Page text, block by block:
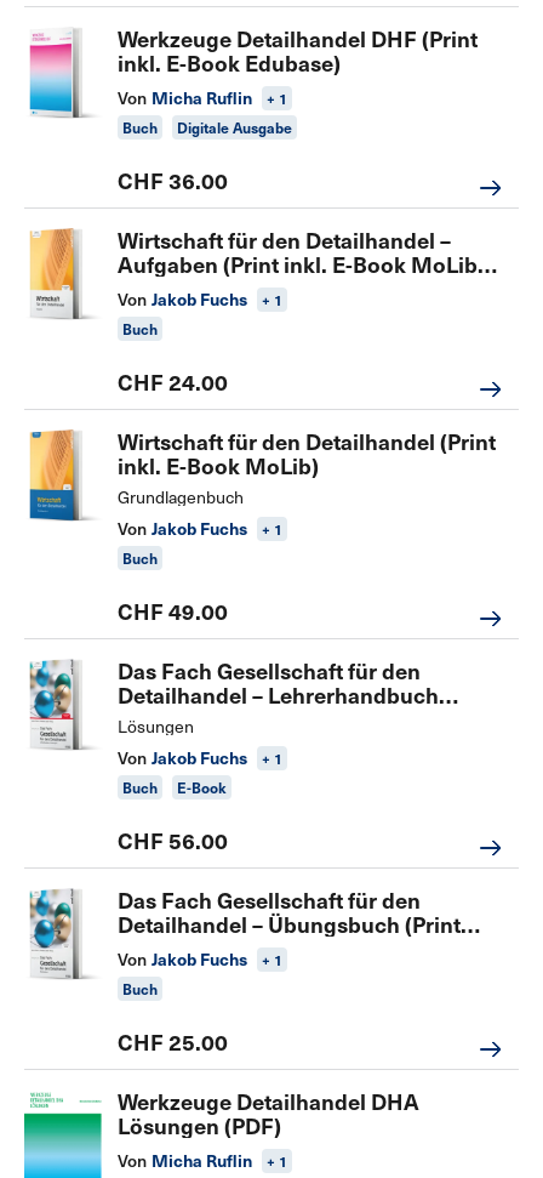
Werkzeuge Detailhandel DHF (Print
inkl. E-Book Edubase)
Von Micha Ruflin
+ 1
Buch
Digitale Ausgabe
CHF 36.00
Wirtschaft für den Detailhandel –
Aufgaben (Print inkl. E-Book MoLib
und digitaler Lernkartei)
Von Jakob Fuchs
+ 1
Buch
CHF 24.00
Wirtschaft für den Detailhandel (Print
inkl. E-Book MoLib)
Grundlagenbuch
Von Jakob Fuchs
+ 1
Buch
CHF 49.00
Das Fach Gesellschaft für den
Detailhandel – Lehrerhandbuch
(Print inkl. E-Book, PPP und digitaler
Lernkartei)
Lösungen
Von Jakob Fuchs
+ 1
Buch
E-Book
CHF 56.00
Das Fach Gesellschaft für den
Detailhandel – Übungsbuch (Print
inkl. E-Book MoLib und digitaler
Lernkartei)
Von Jakob Fuchs
+ 1
Buch
CHF 25.00
Werkzeuge Detailhandel DHA
Lösungen (PDF)
Von Micha Ruflin + 1